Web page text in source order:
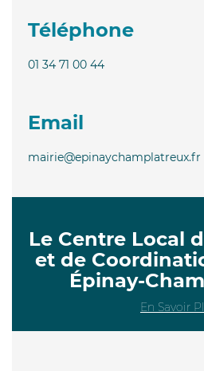
Téléphone
01 34 71 00 44
Email
mairie@epinaychamplatreux.fr
Le Centre Local
et de
Épinay-
En Savoir